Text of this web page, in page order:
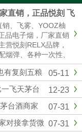
直销，正品悦刻 飞
、飞雾、YOOZ柚
品电子烟，厂家直销
营悦刻RELX品牌，
烟弹、各种一次性、
烟货源批发拿货，网
弹品味多，全国供货
...
05-11
有复刻五粮
12-23
飞天茅台
07-31
台酒商家
07-31
对接拿货微